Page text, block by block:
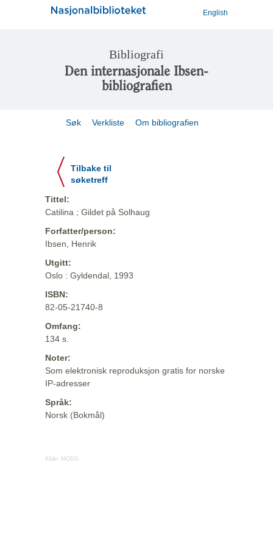
English
Bibliografi
Den internasjonale Ibsen-
bibliografien
Søk Verkliste Om bibliografien
Tilbake til
søketreff
Tittel:
Catilina ; Gildet på Solhaug
Forfatter/person:
Ibsen, Henrik
Utgitt:
Oslo : Gyldendal, 1993
ISBN:
82-05-21740-8
Omfang:
134 s.
Noter:
Som elektronisk reproduksjon gratis for norske
IP-adresser
Språk:
Norsk (Bokmål)
Kilde: MODS